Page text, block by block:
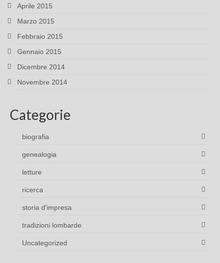
Aprile 2015
Marzo 2015
Febbraio 2015
Gennaio 2015
Dicembre 2014
Novembre 2014
Categorie
biografia
genealogia
letture
ricerca
storia d'impresa
tradizioni lombarde
Uncategorized